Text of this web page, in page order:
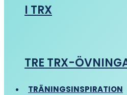
I TRX
TRE TRX-
TRÄNINGSINSPIRATION